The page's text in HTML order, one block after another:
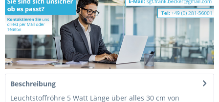
Beschreibung
Leuchtstoffröhre 5 Watt Länge über alles 30 cm von